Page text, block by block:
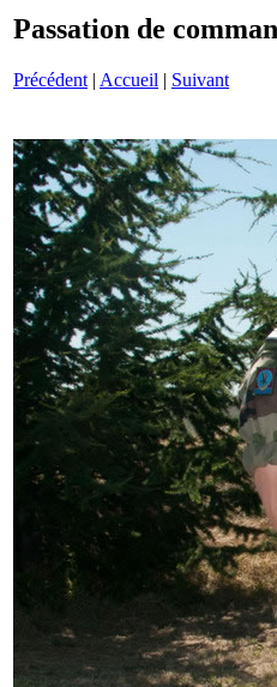
Passation de
Précédent | Accueil | Suivant